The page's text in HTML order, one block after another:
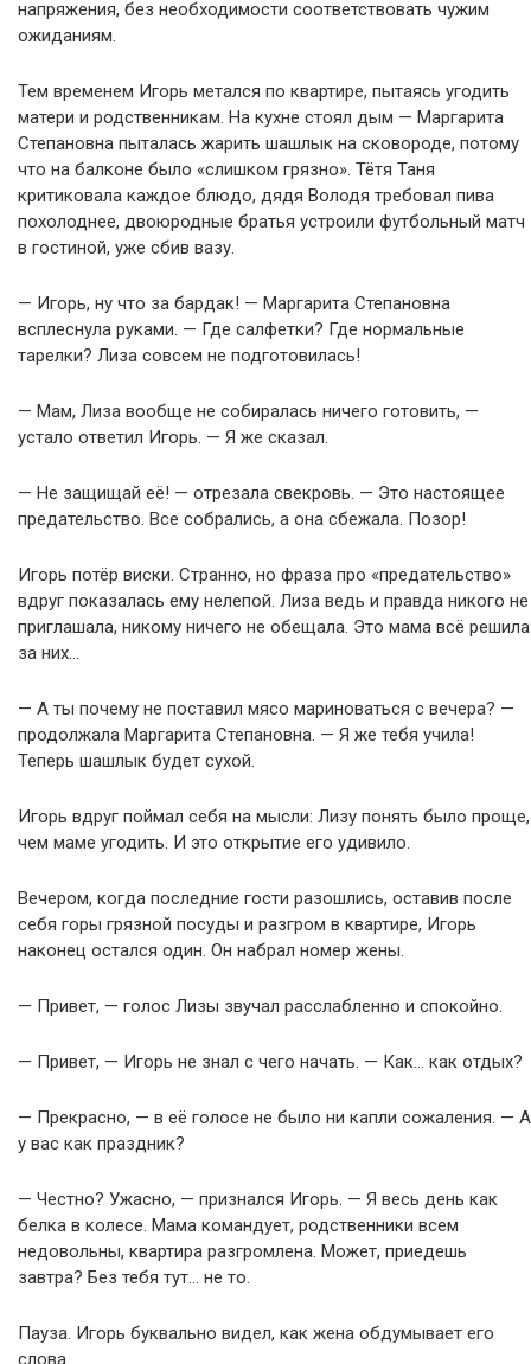
напряжения, без необходимости соответствовать чужим
ожиданиям.
Тем временем Игорь метался по квартире, пытаясь угодить
матери и родственникам. На кухне стоял дым — Маргарита
Степановна пыталась жарить шашлык на сковороде, потому
что на балконе было «слишком грязно». Тётя Таня
критиковала каждое блюдо, дядя Володя требовал пива
похолоднее, двоюродные братья устроили футбольный матч
в гостиной, уже сбив вазу.
— Игорь, ну что за бардак! — Маргарита Степановна
всплеснула руками. — Где салфетки? Где нормальные
тарелки? Лиза совсем не подготовилась!
— Мам, Лиза вообще не собиралась ничего готовить, —
устало ответил Игорь. — Я же сказал.
— Не защищай её! — отрезала свекровь. — Это настоящее
предательство. Все собрались, а она сбежала. Позор!
Игорь потёр виски. Странно, но фраза про «предательство»
вдруг показалась ему нелепой. Лиза ведь и правда никого не
приглашала, никому ничего не обещала. Это мама всё решила
за них…
— А ты почему не поставил мясо мариноваться с вечера? —
продолжала Маргарита Степановна. — Я же тебя учила!
Теперь шашлык будет сухой.
Игорь вдруг поймал себя на мысли: Лизу понять было проще,
чем маме угодить. И это открытие его удивило.
Вечером, когда последние гости разошлись, оставив после
себя горы грязной посуды и разгром в квартире, Игорь
наконец остался один. Он набрал номер жены.
— Привет, — голос Лизы звучал расслабленно и спокойно.
— Привет, — Игорь не знал с чего начать. — Как… как отдых?
— Прекрасно, — в её голосе не было ни капли сожаления. — А
у вас как праздник?
— Честно? Ужасно, — признался Игорь. — Я весь день как
белка в колесе. Мама командует, родственники всем
недовольны, квартира разгромлена. Может, приедешь
завтра? Без тебя тут… не то.
Пауза. Игорь буквально видел, как жена обдумывает его
слова.